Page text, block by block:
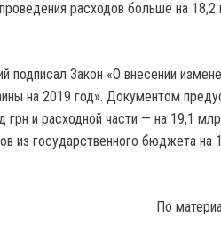
расходов больше на 18,2
Закон «О внесении
на 2019 год». Документом
и расходной части — на 19,1
из государственного бюджета на
По